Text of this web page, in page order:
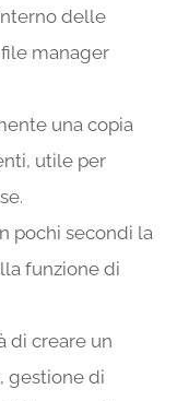
delle
manager
una copia
utile per
pochi secondi la
funzione di
di creare un
gestione di